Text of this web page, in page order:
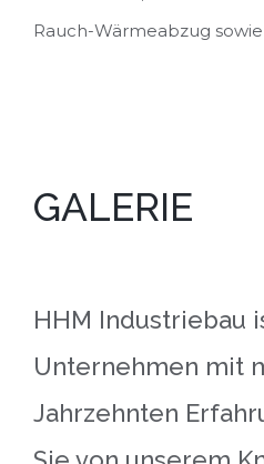
Rauch-Wärmeabzug
GALERIE
HHM Industriebau
Unternehmen mit
Jahrzehnten